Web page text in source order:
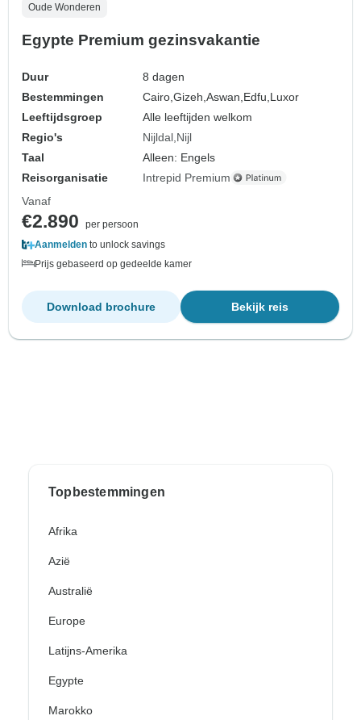
Oude Wonderen
Egypte Premium gezinsvakantie
Duur
8 dagen
Bestemmingen
Cairo,Gizeh,Aswan, Edfu, Luxor
Leeftijdsgroep
Alle leeftijden welkom
Regio's
Nijldal Nijl
Taal
Alleen: Engels
Reisorganisatie
Intrepid Premium
Vanaf
€2.890
per persoon
Aanmelden to unlock savings
Prijs gebaseerd op gedeelde kamer
Bekijk reis
Download brochure
Topbestemmingen
Afrika
Azië
Australië
Europe
Latijns-Amerika
Egypte
Marokko